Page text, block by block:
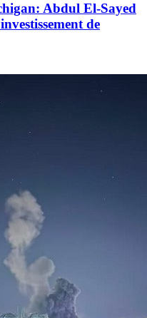
Abdul El-Sayed
de